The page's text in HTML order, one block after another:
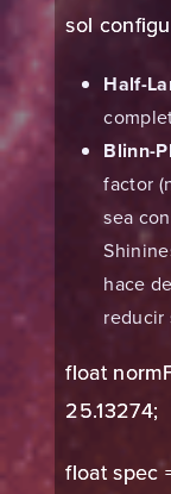
sol
Half-
Blinn-
factor
sea
hace
reducir
float
25.13274;
float spec